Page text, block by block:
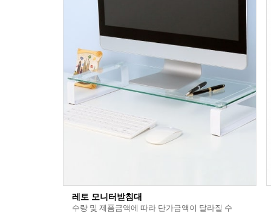
레토 모니터받침대
수량 및 제품금액에 따라 단가금액이 달라질 수